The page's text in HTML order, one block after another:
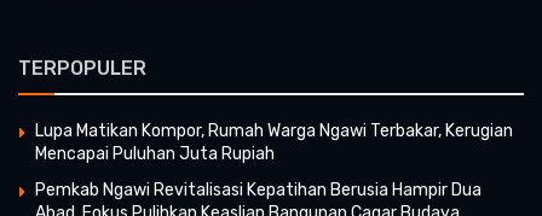
TERPOPULER
Lupa Matikan Kompor, Rumah Warga Ngawi Terbakar, Kerugian
Mencapai Puluhan Juta Rupiah
Pemkab Ngawi Revitalisasi Kepatihan Berusia Hampir Dua